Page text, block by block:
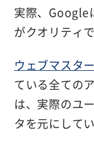
実際、Google
がクオリティ
ウェブマスタ
ている全ての
は、実際のユ
タを元にしてい